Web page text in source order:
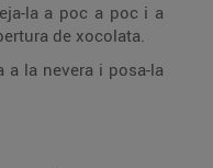
la a poc a poc i a
de xocolata.
a la nevera i posa-la